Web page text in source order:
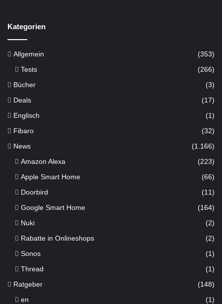
Kategorien
Allgemein (353)
Tests (266)
Bücher (3)
Deals (17)
Englisch (1)
Fibaro (32)
News (1.166)
Amazon Alexa
(223)
Apple Smart Home
(66)
Doorbird
(11)
Google Smart Home
(164)
Nuki
(2)
Rabatte in Onlineshops
(2)
Sonos
(1)
Thread
(1)
Ratgeber (148)
en
(1)